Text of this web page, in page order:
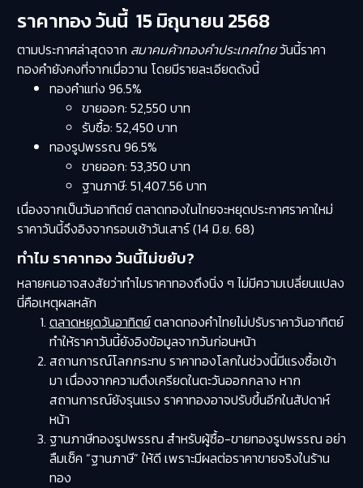
ราคาทอง วันนี้ 15 มิถุนายน 2568
ตามประกาศล่าสุดจาก สมาคมค้าทองคำประเทศไทยวันนี้ราคา
ทองคำยังคงที่จากเมื่อวาน โดยมีรายละเอียดดังนี้
ทองคำแท่ง 96.5%
ขายออก: 52,550 บาท
รับซื้อ: 52,450 บาท
ทองรูปพรรณ 96.5%
ขายออก: 53,350 บาท
ฐานภาษี: 51,407.56 บาท
เนื่องจากเป็นวันอาทิตย์ ตลาดทองในไทยจะหยุดประกาศราคาใหม่
ราคาวันนี้จึงอิงจากรอบเช้าวันเสาร์ (14 มิ.ย. 68)
ทำไม ราคาทอง วันนี้ไม่ขยับ?
หลายคนอาจสงสัยว่าทำไมราคาทองถึงนิ่ง ๆ ไม่มีความเปลี่ยนแปลง
นี่คือเหตุผลหลัก
ตลาดหยุดวันอาทิตย์ตลาดทองคำไทยไม่ปรับราคาวันอาทิตย์
ทำให้ราคาวันนี้ยังอิงข้อมูลจากวันก่อนหน้า
สถานการณ์โลกกระทบ ราคาทองโลกในช่วงนี้มีแรงซื้อเข้า
มา เนื่องจากความตึงเครียดในตะวันออกกลาง หาก
สถานการณ์ยังรุนแรง ราคาทองอาจปรับขึ้นอีกในสัปดาห์
หน้า
ฐานภาษีทองรูปพรรณ สำหรับผู้ซื้อ-ขายทองรูปพรรณ อย่า
ลืมเช็ค “ฐานภาษี” ให้ดี เพราะมีผลต่อราคาขายจริงในร้าน
ทอง